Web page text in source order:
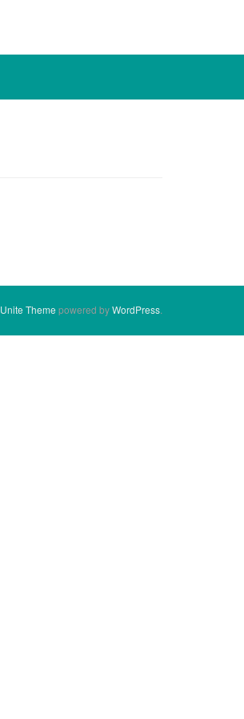
Unite Theme powered byWordPress.